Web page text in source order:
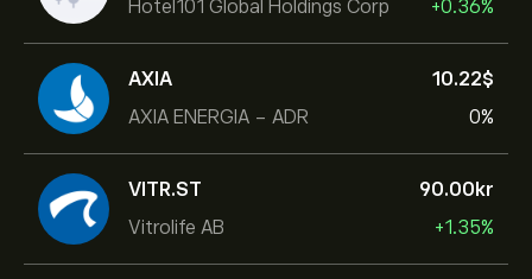
Hotel101 Global Holdings Corp
+0.36%
AXIA
AXIA ENERGIA - ADR
10.22‎$‎
0%
VITR.ST
Vitrolife AB
90.00‎kr‎
+1.35%